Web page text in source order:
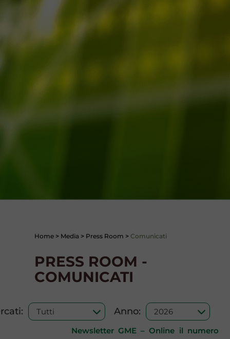
Home > Media > Press Room > Comunicati
PRESS ROOM -
COMUNICATI
Anno:
Newsletter GME – Online il numero